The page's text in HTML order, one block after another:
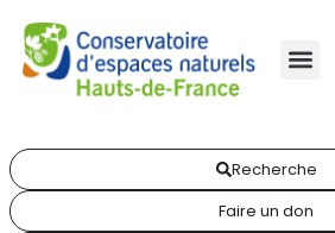
Recherche
Faire un don